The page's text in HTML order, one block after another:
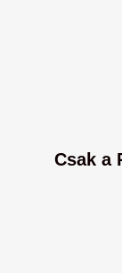
Csak a